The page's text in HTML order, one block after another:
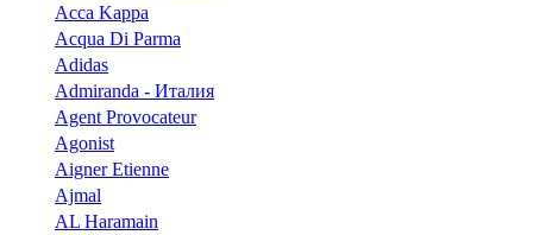
Acca Kappa
Acqua Di Parma
Adidas
Admiranda - Италия
Agent Provocateur
Agonist
Aigner Etienne
Ajmal
AL Haramain